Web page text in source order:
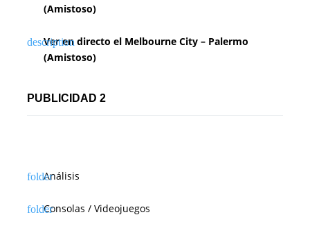
(Amistoso)
Ver en directo el Melbourne City – Palermo
(Amistoso)
PUBLICIDAD 2
Análisis
Consolas / Videojuegos